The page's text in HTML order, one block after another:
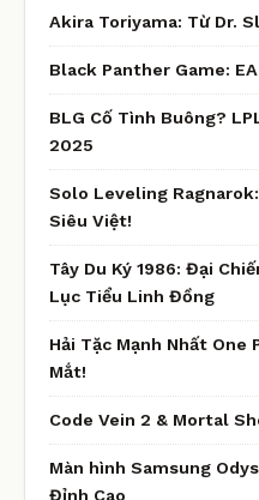
Akira Toriyama: Từ Dr.
Black Panther Game:
BLG Cố Tình Buông?
2025
Solo Leveling
Siêu Việt!
Tây Du Ký 1986: Đại
Lục Tiểu Linh Đồng
Hải Tặc Mạnh Nhất One
Mắt!
Code Vein 2 & Mortal
Màn hình Samsung
Đỉnh Cao